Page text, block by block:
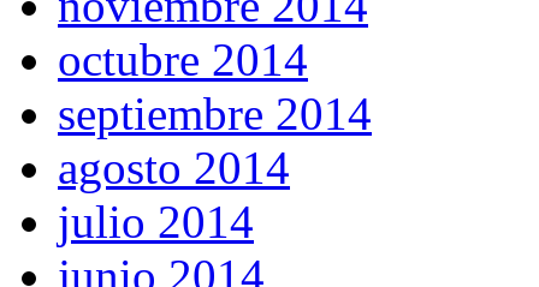
octubre 2014
septiembre 2014
agosto 2014
julio 2014
junio 2014